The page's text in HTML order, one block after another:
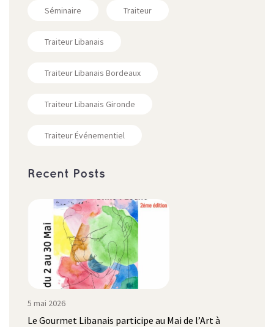
Séminaire Traiteur
Traiteur Libanais
Traiteur Libanais Bordeaux
Traiteur Libanais Gironde
Traiteur Événementiel
Recent Posts
5 mai 2026
Le Gourmet Libanais participe au Mai de l’Art à